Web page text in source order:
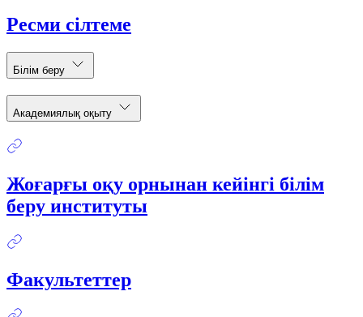
Ресми сілтеме
Білім беру
Академиялық оқыту
Жоғарғы оқу орнынан кейінгі білім
беру институты
Факультеттер